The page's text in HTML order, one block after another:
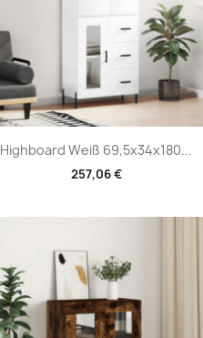
Highboard Weiß 69,5x34x180...
257,06 €
Vorschau